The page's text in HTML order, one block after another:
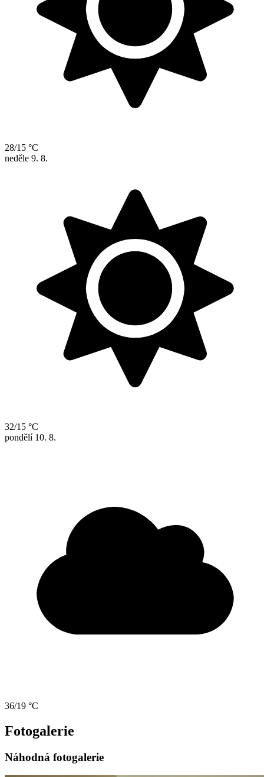
28/15 °C
neděle 9. 8.
32/15 °C
pondělí 10. 8.
36/19 °C
Fotogalerie
Náhodná fotogalerie